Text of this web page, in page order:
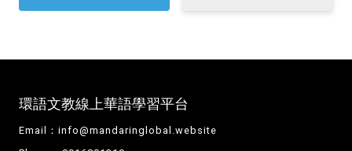
環語文教線上華語學習平台
Email： info@mandaringlobal.website